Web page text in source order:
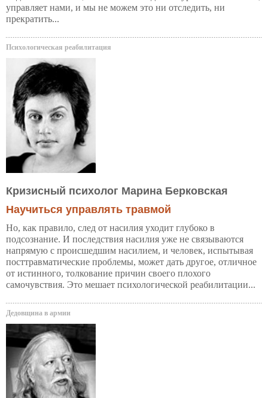
управляет нами, и мы не можем это ни отследить, ни
прекратить...
Психологическая реабилитация
Кризисный психолог Марина Берковская
Научиться управлять травмой
Но, как правило, след от насилия уходит глубоко в
подсознание. И последствия насилия уже не связываются
напрямую с происшедшим насилием, и человек, испытывая
посттравматические проблемы, может дать другое, отличное
от истинного, толкование причин своего плохого
самочувствия. Это мешает психологической реабилитации...
Дедовщина в армии